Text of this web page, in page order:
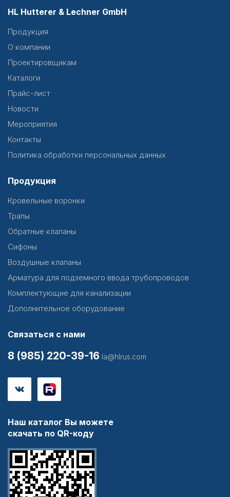
HL Hutterer & Lechner GmbH
Продукция
О компании
Проектировщикам
Каталоги
Прайс-лист
Новости
Мероприятия
Контакты
Политика обработки персональных данных
Продукция
Кровельные воронки
Трапы
Обратные клапаны
Сифоны
Воздушные клапаны
Арматура для подземного ввода трубопроводов
Комплектующие для канализации
Дополнительное оборудование
Связаться с нами
8 (985) 220-39-16 la@hlrus.com
Наш каталог Вы можете
скачать по QR-коду